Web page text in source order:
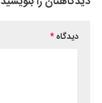
دیدگاه*